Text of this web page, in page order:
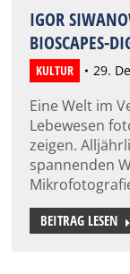
IGOR
BIOSCAPES-
KULTUR 29.
Eine Welt im
Lebewesen
zeigen.
spannenden
BEITRAG LESEN